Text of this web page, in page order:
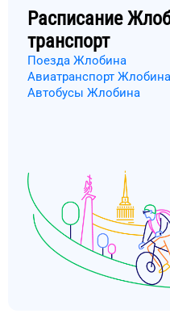
Расписание
транспорт
Поезда Жлобина
Авиатранспорт Жлобина
Автобусы Жлобина